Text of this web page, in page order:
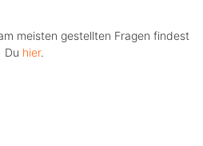
meisten gestellten Fragen findest
Du hier.